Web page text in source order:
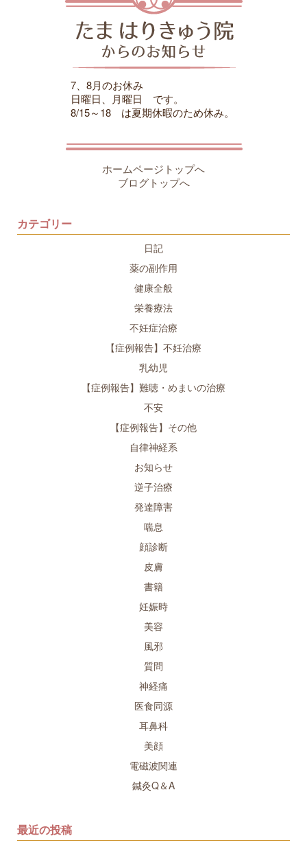
7、8月のお休み
日曜日、月曜日 です。
8/15～18 は夏期休暇のため休み。
ホームページトップへ
ブログトップへ
カテゴリー
日記
薬の副作用
健康全般
栄養療法
不妊症治療
【症例報告】不妊治療
乳幼児
【症例報告】難聴・めまいの治療
不安
【症例報告】その他
自律神経系
お知らせ
逆子治療
発達障害
喘息
顔診断
皮膚
書籍
妊娠時
美容
風邪
質問
神経痛
医食同源
耳鼻科
美顔
電磁波関連
鍼灸Q＆A
最近の投稿